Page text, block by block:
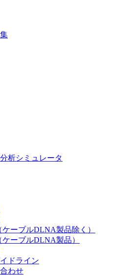
析シミュレータ
ーブルDLNA製品除く）
ーブルDLNA製品）
ドライン
わせ